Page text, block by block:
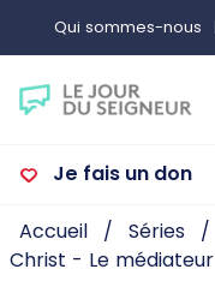
Qui sommes-nous
Je fais un don
Accueil Séries
Christ - Le médiateur